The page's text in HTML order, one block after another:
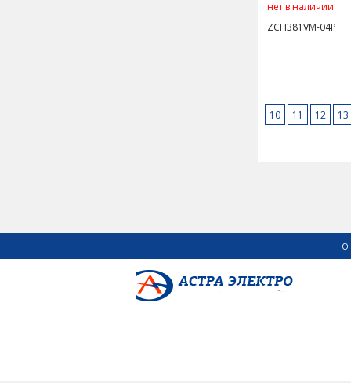
нет в наличии
ZCH381VM-04P
13
12
11
10